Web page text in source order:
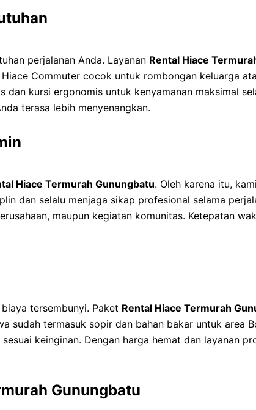
perjalanan Anda. Layanan Rental Hiace
Commuter cocok untuk rombongan keluarga
kursi ergonomis untuk kenyamanan maksimal
terasa lebih menyenangkan.
Hiace Termurah Gunungbatu. Oleh karena itu,
dan selalu menjaga sikap profesional selama
maupun kegiatan komunitas. Ketepatan
tersembunyi. Paket Rental Hiace Termurah
sudah termasuk sopir dan bahan bakar untuk area
keinginan. Dengan harga hemat dan layanan
Gunungbatu